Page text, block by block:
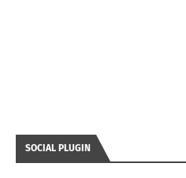
SOCIAL PLUGIN